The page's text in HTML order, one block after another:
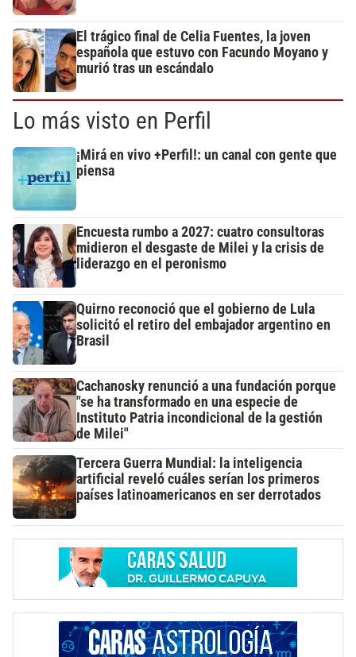
El trágico final de Celia Fuentes, la joven
española que estuvo con Facundo Moyano y
murió tras un escándalo
Lo más visto en Perfil
¡Mirá en vivo +Perfil!: un canal con gente que
piensa
Encuesta rumbo a 2027: cuatro consultoras
midieron el desgaste de Milei y la crisis de
liderazgo en el peronismo
Quirno reconoció que el gobierno de Lula
solicitó el retiro del embajador argentino en
Brasil
Cachanosky renunció a una fundación porque
"se ha transformado en una especie de
Instituto Patria incondicional de la gestión
de Milei"
Tercera Guerra Mundial: la inteligencia
artificial reveló cuáles serían los primeros
países latinoamericanos en ser derrotados